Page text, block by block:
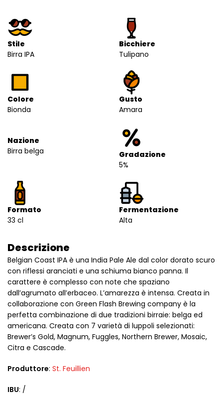
Stile
Birra IPA
Bicchiere
Tulipano
Colore
Bionda
Gusto
Amara
Nazione
Birra belga
Gradazione
5%
Formato
33 cl
Fermentazione
Alta
Descrizione
Belgian Coast IPA è una India Pale Ale dal color dorato scuro
con riflessi aranciati e una schiuma bianco panna. Il
carattere è complesso con note che spaziano
dall’agrumato all’erbaceo. L’amarezza è intensa. Creata in
collaborazione con Green Flash Brewing company è la
perfetta combinazione di due tradizioni birraie: belga ed
americana. Creata con 7 varietà di luppoli selezionati:
Brewer’s Gold, Magnum, Fuggles, Northern Brewer, Mosaic,
Citra e Cascade.
Produttore: St. Feuillien
IBU: /